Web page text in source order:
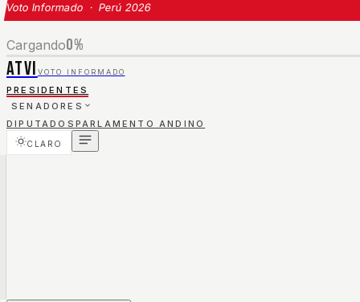
Voto Informado · Perú 2026
Cargando0%
ATVI VOTO INFORMADO
PRESIDENTES
SENADORES
DIPUTADOS PARLAMENTO ANDINO
CLARO